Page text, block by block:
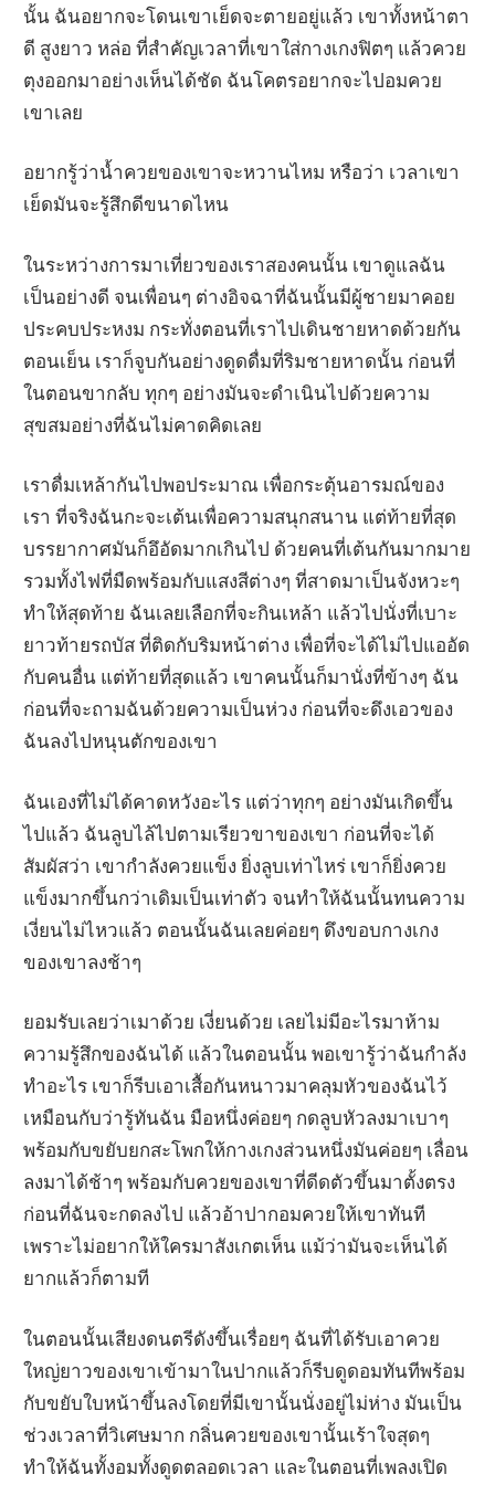
นั้น ฉันอยากจะโดนเขาเย็ดจะตายอยู่แล้ว เขาทั้งหน้าตา
ดี สูงยาว หล่อ ที่สำคัญเวลาที่เขาใส่กางเกงฟิตๆ แล้วควย
ตุงออกมาอย่างเห็นได้ชัด ฉันโคตรอยากจะไปอมควย
เขาเลย
อยากรู้ว่าน้ำควยของเขาจะหวานไหม หรือว่า เวลาเขา
เย็ดมันจะรู้สึกดีขนาดไหน
ในระหว่างการมาเที่ยวของเราสองคนนั้น เขาดูแลฉัน
เป็นอย่างดี จนเพื่อนๆ ต่างอิจฉาที่ฉันนั้นมีผู้ชายมาคอย
ประคบประหงม กระทั่งตอนที่เราไปเดินชายหาดด้วยกัน
ตอนเย็น เราก็จูบกันอย่างดูดดื่มที่ริมชายหาดนั้น ก่อนที่
ในตอนขากลับ ทุกๆ อย่างมันจะดำเนินไปด้วยความ
สุขสมอย่างที่ฉันไม่คาดคิดเลย
เราดื่มเหล้ากันไปพอประมาณ เพื่อกระตุ้นอารมณ์ของ
เรา ที่จริงฉันกะจะเต้นเพื่อความสนุกสนาน แต่ท้ายที่สุด
บรรยากาศมันก็อึอัดมากเกินไป ด้วยคนที่เต้นกันมากมาย
รวมทั้งไฟที่มืดพร้อมกับแสงสีต่างๆ ที่สาดมาเป็นจังหวะๆ
ทำให้สุดท้าย ฉันเลยเลือกที่จะกินเหล้า แล้วไปนั่งที่เบาะ
ยาวท้ายรถบัส ที่ติดกับริมหน้าต่าง เพื่อที่จะได้ไม่ไปแออัด
กับคนอื่น แต่ท้ายที่สุดแล้ว เขาคนนั้นก็มานั่งที่ข้างๆ ฉัน
ก่อนที่จะถามฉันด้วยความเป็นห่วง ก่อนที่จะดึงเอวของ
ฉันลงไปหนุนตักของเขา
ฉันเองที่ไม่ได้คาดหวังอะไร แต่ว่าทุกๆ อย่างมันเกิดขึ้น
ไปแล้ว ฉันลูบไล้ไปตามเรียวขาของเขา ก่อนที่จะได้
สัมผัสว่า เขากำลังควยแข็ง ยิ่งลูบเท่าไหร่ เขาก็ยิ่งควย
แข็งมากขึ้นกว่าเดิมเป็นเท่าตัว จนทำให้ฉันนั้นทนความ
เงี่ยนไม่ไหวแล้ว ตอนนั้นฉันเลยค่อยๆ ดึงขอบกางเกง
ของเขาลงช้าๆ
ยอมรับเลยว่าเมาด้วย เงี่ยนด้วย เลยไม่มีอะไรมาห้าม
ความรู้สึกของฉันได้ แล้วในตอนนั้น พอเขารู้ว่าฉันกำลัง
ทำอะไร เขาก็รีบเอาเสื้อกันหนาวมาคลุมหัวของฉันไว้
เหมือนกับว่ารู้ทันฉัน มือหนึ่งค่อยๆ กดลูบหัวลงมาเบาๆ
พร้อมกับขยับยกสะโพกให้กางเกงส่วนหนึ่งมันค่อยๆ เลื่อน
ลงมาได้ช้าๆ พร้อมกับควยของเขาที่ดีดตัวขึ้นมาตั้งตรง
ก่อนที่ฉันจะกดลงไป แล้วอ้าปากอมควยให้เขาทันที
เพราะไม่อยากให้ใครมาสังเกตเห็น แม้ว่ามันจะเห็นได้
ยากแล้วก็ตามที
ในตอนนั้นเสียงดนตรีดังขึ้นเรื่อยๆ ฉันที่ได้รับเอาควย
ใหญ่ยาวของเขาเข้ามาในปากแล้วก็รีบดูดอมทันทีพร้อม
กับขยับใบหน้าขึ้นลงโดยที่มีเขานั้นนั่งอยู่ไม่ห่าง มันเป็น
ช่วงเวลาที่วิเศษมาก กลิ่นควยของเขานั้นเร้าใจสุดๆ
ทำให้ฉันทั้งอมทั้งดูดตลอดเวลา และในตอนที่เพลงเปิด